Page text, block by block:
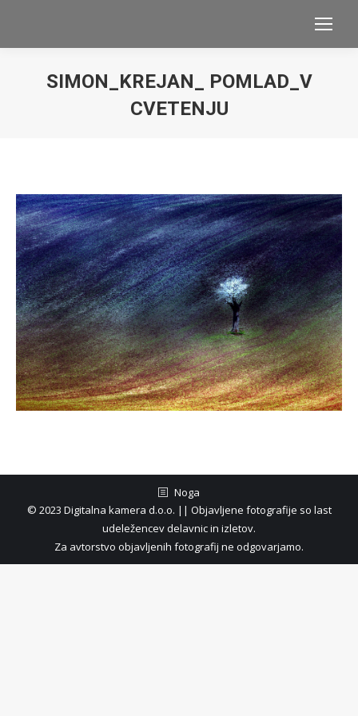
SIMON_KREJAN_ POMLAD_V
CVETENJU
Noga
© 2023 Digitalna kamera d.o.o. || Objavljene fotografije so last
udeležencev delavnic in izletov.
Za avtorstvo objavljenih fotografij ne odgovarjamo.